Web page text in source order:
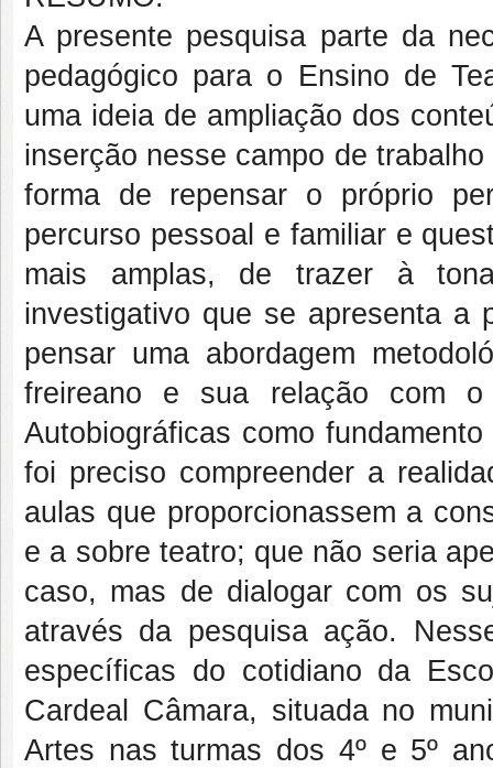
A presente pesquisa parte da
pedagógico para o Ensino de
uma ideia de ampliação dos
inserção nesse campo de
forma de repensar o próprio
percurso pessoal e familiar e
mais amplas, de trazer à
investigativo que se apresenta a
pensar uma abordagem
freireano e sua relação com
Autobiográficas como
foi preciso compreender a
aulas que proporcionassem a
e a sobre teatro; que não seria
caso, mas de dialogar com os
através da pesquisa ação.
específicas do cotidiano da
Cardeal Câmara, situada no
Artes nas turmas dos 4º e 5º